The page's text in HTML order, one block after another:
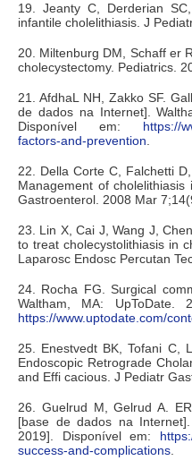
19. Jeanty C, Derderian
infantile cholelithiasis. J
20. Miltenburg DM, Schaff er
cholecystectomy. Pediatrics.
21. AfdhaL NH, Zakko SF.
de dados na Internet].
Disponível em: https://
factors-and-prevention
22. Della Corte C, Falchetti
Management of
Gastroenterol. 2008 Mar
23. Lin X, Cai J, Wang J,
to treat cholecystolithiasis in
Laparosc Endosc Percutan
24. Rocha FG. Surgical
Waltham, MA:
https://www.uptodate.com/
25. Enestvedt BK, Tofani C,
Endoscopic Retrograde
and Effi cacious. J Pediatr
26. Guelrud M, Gelrud A.
[base de dados na
2019]. Disponível em:
success-and-complications